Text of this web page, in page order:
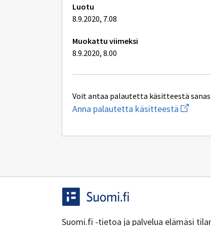
Luotu
8.9.2020, 7.08
Muokattu viimeksi
8.9.2020, 8.00
Voit antaa palautetta käsitteestä
Anna palautetta käsitteestä Aloita
uuden
kirjoitus
Suomi.fi -tietoa ja palvelua elämäsi